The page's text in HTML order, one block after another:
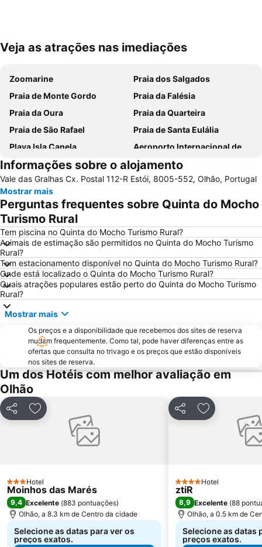
Ampliar mapa
Veja as atrações nas imediações
Zoomarine
Praia dos Salgados
Praia de Monte Gordo
Praia da Falésia
Praia da Oura
Praia da Quarteira
Praia de São Rafael
Praia de Santa Eulália
Playa Isla Canela
Aeroporto Internacional de Faro - Gago Coutinho
Praia da Galé
Praia dos Pescadores
Vilamoura Marina
Praia da Manta Rota
Praia da Ilha da Armona
Balaia Golf Village
Praia da Ilha de Tavira
de Armação de Pera
Aldeia das Açoteias
Montechoro
Fuseta(Mar) Beach
De Vilamoura
Olhos de Água
Estádio Algarve
Inatel Beach
Marina de Albufeira
AlgarveShopping
Praia da Ilha do Farol
Praia Verde
Aqualand Algarve
Areias de São João
Cacela Velha Beach
Praia do Ancão
Avenida Marginal de Monte Gordo
Sesmarias
Paderne
Punta de Moral
Barra da Fuseta Beach
Praia Maria Luísa
Praia da Rocha Baixinha
Palácio e Quinta de Estói
Informações sobre o alojamento
Vale das Gralhas Cx. Postal 112-R Estói, 8005-552, Olhão, Portugal
Mostrar mais
Perguntas frequentes sobre Quinta do Mocho
Turismo Rural
Tem piscina no Quinta do Mocho Turismo Rural?
Animais de estimação são permitidos no Quinta do Mocho Turismo
Rural?
Tem estacionamento disponível no Quinta do Mocho Turismo Rural?
Onde está localizado o Quinta do Mocho Turismo Rural?
Quais atrações populares estão perto do Quinta do Mocho Turismo
Rural?
Mostrar mais
Os preços e a disponibilidade que recebemos dos sites de reserva
mudam frequentemente. Como tal, pode haver diferenças entre as
ofertas que consulta no trivago e os preços que estão disponíveis
nos sites de reserva.
Um dos Hotéis com melhor avaliação em
Olhão
PartilharAdicionar aos favoritos
3 Estrelas
Hotel
Moinhos das Marés
9,4 Excelente (883 pontuações)
Olhão, a 8.3 km de Centro da cidade
Selecione as datas para ver os
preços exatos.
PartilharAdicionar
4 Estrelas
Hotel
ztiR
8,9 Excelente (88
Olhão, a 0.5 km de
Selecione as datas
preços exatos.